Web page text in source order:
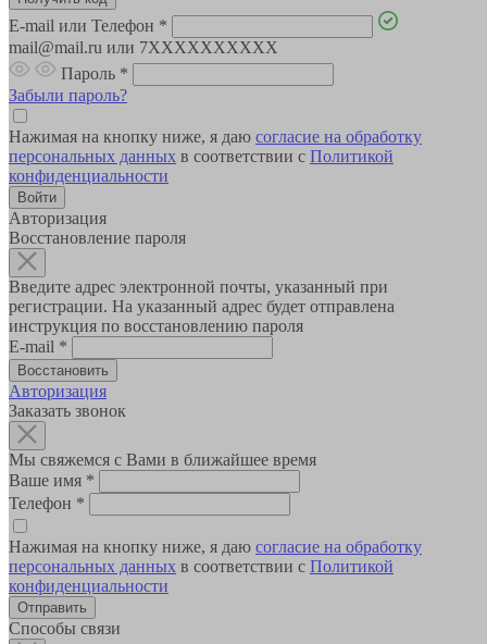
E-mail или Телефон *
mail@mail.ru или 7XXXXXXXXXX
Пароль *
Забыли пароль?
Нажимая на кнопку ниже, я даю согласие на обработку
персональных данных в соответствии с Политикой
конфиденциальности
Авторизация
Восстановление пароля
Введите адрес электронной почты, указанный при
регистрации. На указанный адрес будет отправлена
инструкция по восстановлению пароля
E-mail *
Авторизация
Заказать звонок
Мы свяжемся с Вами в ближайшее время
Ваше имя *
Телефон *
Нажимая на кнопку ниже, я даю согласие на обработку
персональных данных в соответствии с Политикой
конфиденциальности
Способы связи